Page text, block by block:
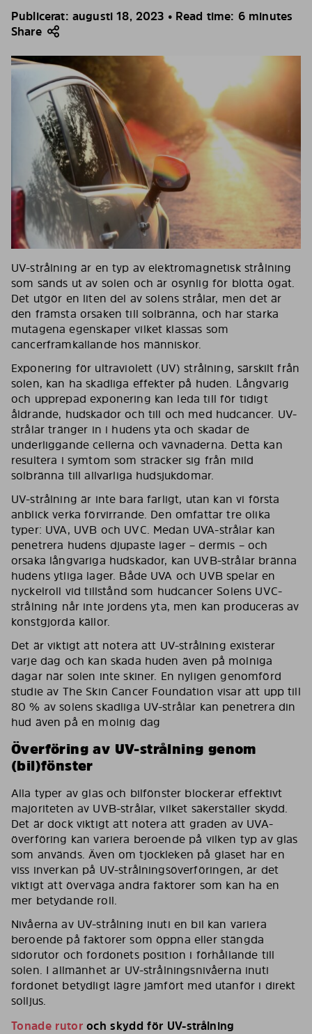
Publicerat: augusti 18, 2023 • Read time: 6 minutes
Share
UV-strålning är en typ av elektromagnetisk strålning
som sänds ut av solen och är osynlig för blotta ögat.
Det utgör en liten del av solens strålar, men det är
den främsta orsaken till solbränna, och har starka
mutagena egenskaper vilket klassas som
cancerframkallande hos människor.
Exponering för ultraviolett (UV) strålning, särskilt från
solen, kan ha skadliga effekter på huden. Långvarig
och upprepad exponering kan leda till för tidigt
åldrande, hudskador och till och med hudcancer. UV-
strålar tränger in i hudens yta och skadar de
underliggande cellerna och vävnaderna. Detta kan
resultera i symtom som sträcker sig från mild
solbränna till allvarliga hudsjukdomar.
UV-strålning är inte bara farligt, utan kan vi första
anblick verka förvirrande. Den omfattar tre olika
typer: UVA, UVB och UVC. Medan UVA-strålar kan
penetrera hudens djupaste lager – dermis – och
orsaka långvariga hudskador, kan UVB-strålar bränna
hudens ytliga lager. Både UVA och UVB spelar en
nyckelroll vid tillstånd som hudcancer Solens UVC-
strålning når inte jordens yta, men kan produceras av
konstgjorda källor.
Det är viktigt att notera att UV-strålning existerar
varje dag och kan skada huden även på molniga
dagar när solen inte skiner. En nyligen genomförd
studie av The Skin Cancer Foundation visar att upp till
80 % av solens skadliga UV-strålar kan penetrera din
hud även på en molnig dag
Överföring av UV-strålning genom
(bil)fönster
Alla typer av glas och bilfönster blockerar effektivt
majoriteten av UVB-strålar, vilket säkerställer skydd.
Det är dock viktigt att notera att graden av UVA-
överföring kan variera beroende på vilken typ av glas
som används. Även om tjockleken på glaset har en
viss inverkan på UV-strålningsöverföringen, är det
viktigt att överväga andra faktorer som kan ha en
mer betydande roll.
Nivåerna av UV-strålning inuti en bil kan variera
beroende på faktorer som öppna eller stängda
sidorutor och fordonets position i förhållande till
solen. I allmänhet är UV-strålningsnivåerna inuti
fordonet betydligt lägre jämfört med utanför i direkt
solljus.
Tonade rutoroch skydd för UV-strålning